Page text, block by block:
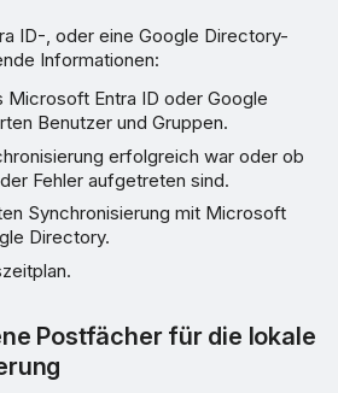
ID-, oder eine Google Directory-
Informationen:
Microsoft Entra ID oder Google
Benutzer und Gruppen.
erfolgreich war oder ob
Fehler aufgetreten sind.
Synchronisierung mit Microsoft
Directory.
Postfächer für die lokale